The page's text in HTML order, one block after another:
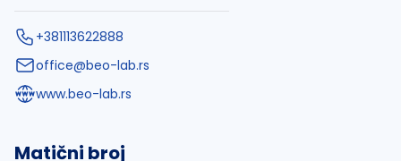
+381113622888
office@beo-lab.rs
www.beo-lab.rs
Matični broj